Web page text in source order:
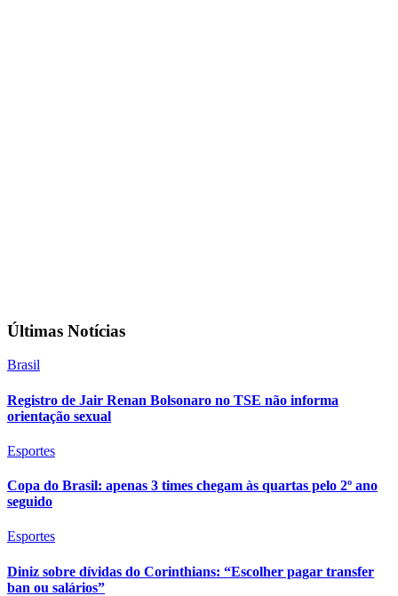
Últimas Notícias
Brasil
Registro de Jair Renan Bolsonaro no TSE não informa
orientação sexual
Esportes
Copa do Brasil: apenas 3 times chegam às quartas pelo 2º ano
seguido
Esportes
Diniz sobre dívidas do Corinthians: “Escolher pagar transfer
ban ou salários”